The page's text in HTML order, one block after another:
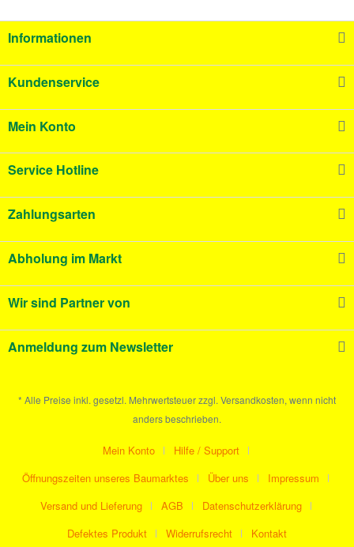
Informationen
Kundenservice
Mein Konto
Service Hotline
Zahlungsarten
Abholung im Markt
Wir sind Partner von
Anmeldung zum Newsletter
* Alle Preise inkl. gesetzl. Mehrwertsteuer zzgl. Versandkosten, wenn nicht
anders beschrieben.
Mein Konto
Hilfe / Support
Öffnungszeiten unseres Baumarktes
Über uns
Impressum
Versand und Lieferung
AGB
Datenschutzerklärung
Defektes Produkt
Widerrufsrecht
Kontakt